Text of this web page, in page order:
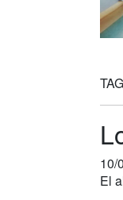
10/
El